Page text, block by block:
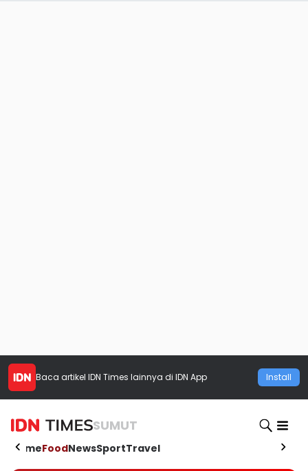
Baca artikel IDN Times lainnya di IDN App Install
SUMUT
HomeFoodNewsSportTravel